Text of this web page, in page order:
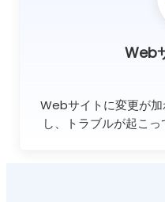
Web
Webサイトに変更が
し、トラブルが起こ